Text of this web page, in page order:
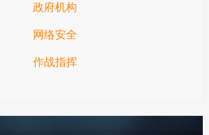
政府机构
网络安全
作战指挥